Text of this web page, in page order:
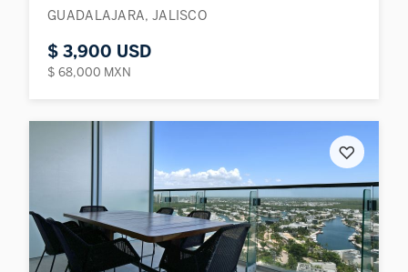
GUADALAJARA, JALISCO
$ 3,900 USD
$ 68,000 MXN
♡